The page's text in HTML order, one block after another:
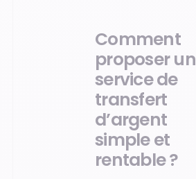
Comment
proposer un
service de
transfert
d’argent
simple et
rentable ?